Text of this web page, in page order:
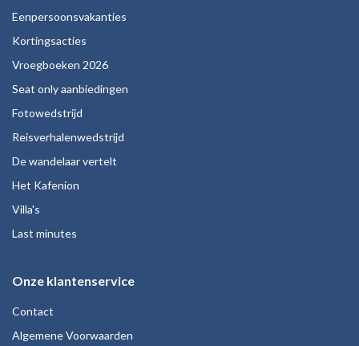
Eenpersoonsvakanties
Kortingsacties
Vroegboeken 2026
Seat only aanbiedingen
Fotowedstrijd
Reisverhalenwedstrijd
De wandelaar vertelt
Het Kafenion
Villa's
Last minutes
Onze klantenservice
Contact
Algemene Voorwaarden